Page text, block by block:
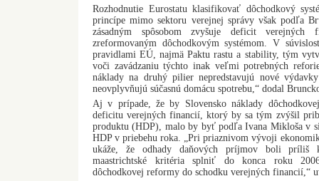
Rozhodnutie Eurostatu klasifikovať dôchodkový
princípe mimo sektoru verejnej správy však podľa
zásadným spôsobom zvyšuje deficit
zreformovaným dôchodkovým systémom. V
pravidlami EÚ, najmä Paktu rastu a stability, tým
voči zavádzaniu týchto inak veľmi potrebných
náklady na druhý pilier nepredstavujú nové
neovplyvňujú súčasnú domácu spotrebu,“ dodal
Aj v prípade, že by Slovensko náklady
deficitu verejných financií, ktorý by sa tým zvýšil
produktu (HDP), malo by byť podľa Ivana Mikloša v
HDP v priebehu roka. „Pri priaznivom vývoji
ukáže, že odhady daňových príjmov boli príliš
maastrichtské kritéria splniť do konca roku
dôchodkovej reformy do schodku verejných financií,“